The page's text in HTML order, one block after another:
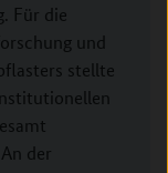
Für die
und
stellte
der